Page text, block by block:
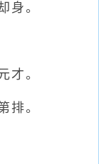
。
。
。